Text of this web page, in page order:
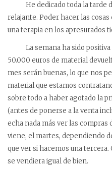
He dedicado toda la tarde
relajante. Poder hacer las
una terapia en los apresurados
La semana ha sido positiva
50.000 euros de material
mes serán buenas, lo que nos
material que estamos
sobre todo a haber agotado la
(antes de ponerse a la venta
echa nada más ver las compras
viene, el martes, dependiendo
que ver si hacemos una
se vendiera igual de bien.